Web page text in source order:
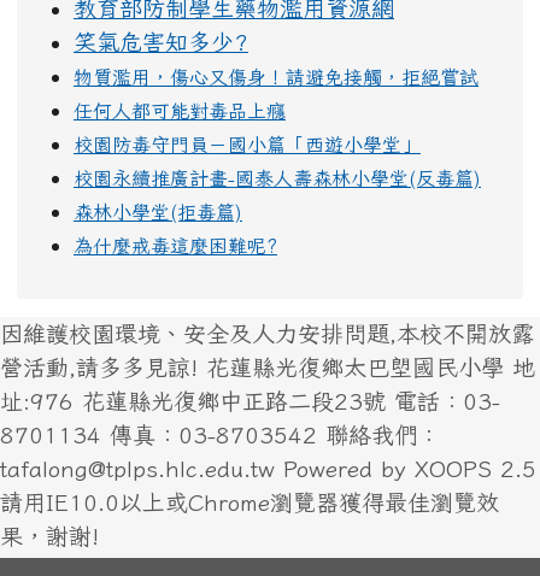
教育部防制學生藥物濫用資源網
笑氣危害知多少?
物質濫用，傷心又傷身！請避免接觸，拒絕嘗試
任何人都可能對毒品上癮
校園防毒守門員－國小篇「西遊小學堂」
校園永續推廣計畫-國泰人壽森林小學堂(反毒篇)
森林小學堂(拒毒篇)
為什麼戒毒這麼困難呢?
因維護校園環境、安全及人力安排問題,本校不開放露
營活動,請多多見諒! 花蓮縣光復鄉太巴塱國民小學 地
址:976 花蓮縣光復鄉中正路二段23號 電話：03-
8701134 傳真：03-8703542 聯絡我們：
tafalong@tplps.hlc.edu.tw Powered by XOOPS 2.5
請用IE10.0以上或Chrome瀏覽器獲得最佳瀏覽效
果，謝謝!